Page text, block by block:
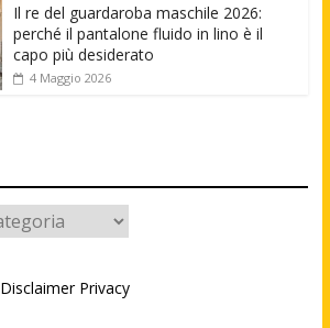
Il re del guardaroba maschile 2026:
perché il pantalone fluido in lino è il
capo più desiderato
4 Maggio 2026
Disclaimer Privacy